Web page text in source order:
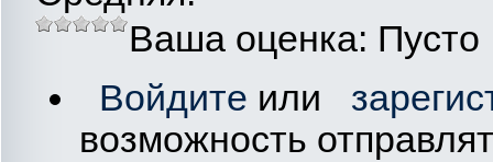
Ваша оценка: Пусто
Войдите или
возможность